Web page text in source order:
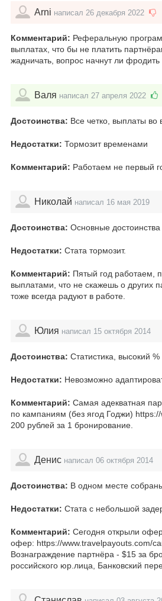
Arni написал 26 декабря 2022
Комментарий: Реферальную
выплатах, что бы не платить
жадничать, вопрос начнут ли
Валя написал 27 апреля 2022
Достоинства: Все четко, выплаты во
Недостатки: Тормозит временами
Комментарий: Работаем не первый
Николай написал 16 мая 2019
Достоинства: Основные
Недостатки: Стата тормозит.
Комментарий: Пятый год работаем,
выплатами, что не скажешь о других
тоже всегда радуют в работе.
Юлия написал 15 октября 2014
Достоинства: Статистика, высокий
Недостатки: Невозможно
Комментарий: Самая адекватная
по кампаниям (без ягод Годжи)
200 рублей за 1 бронирование.
Денис написал 06 октября 2014
Достоинства: В одном месте
Недостатки: Стата с небольшой
Комментарий: Сегодня открыли
офер: https://www.travelpayouts.com/
Вознаграждение партнёра - $15 за
российского юр.лица, Банковский